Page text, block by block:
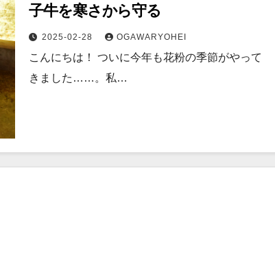
子牛を寒さから守る
2025-02-28 OGAWARYOHEI
こんにちは！ ついに今年も花粉の季節がやって
きました……。私…